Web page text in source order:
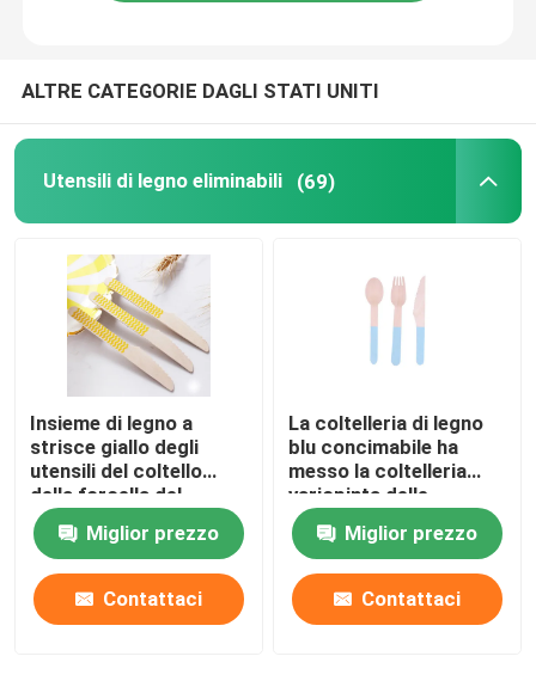
contenitore di alimento della bagassa
ALTRE CATEGORIE DAGLI STATI UNITI
Utensili di legno eliminabili (69)
Insieme di legno a
strisce giallo degli
utensili del coltello
della forcella del
cucchiaio di picnic del
partito della coltelleria
Miglior prezzo
Contattaci
La coltelleria di legno
blu concimabile ha
messo la coltelleria
variopinta delle
stoviglie per il
BARBECUE domestico
del partito
Miglior prezzo
Contattaci